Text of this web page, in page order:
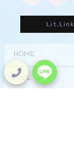
Lit.Link
HOME
NAIL